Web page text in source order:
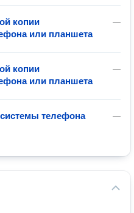
—
копии
или планшета
—
копии
или планшета
—
телефона